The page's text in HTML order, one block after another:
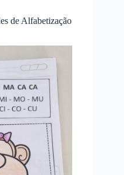
de Alfabetização